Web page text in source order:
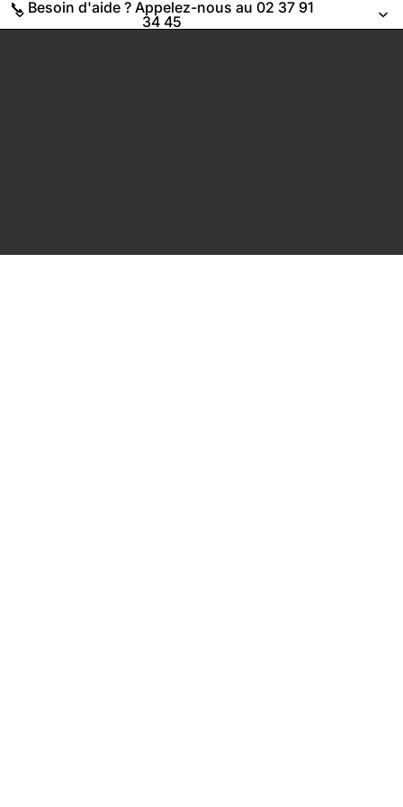
📞 Besoin d'aide ? Appelez-nous au 02 37 91
34 45